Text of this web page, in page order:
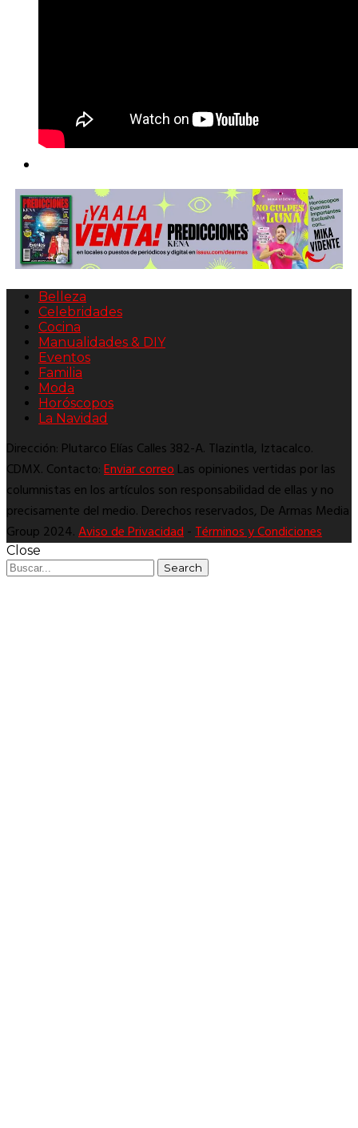
Belleza
Celebridades
Cocina
Manualidades & DIY
Eventos
Familia
Moda
Horóscopos
La Navidad
Dirección: Plutarco Elías Calles 382-A. Tlazintla, Iztacalco.
CDMX. Contacto:Enviar correoLas opiniones vertidas por las
columnistas en los artículos son responsabilidad de ellas y no
precisamente del medio. Derechos reservados, De Armas Media
Group 2024.Aviso de Privacidad-Términos y Condiciones
Close